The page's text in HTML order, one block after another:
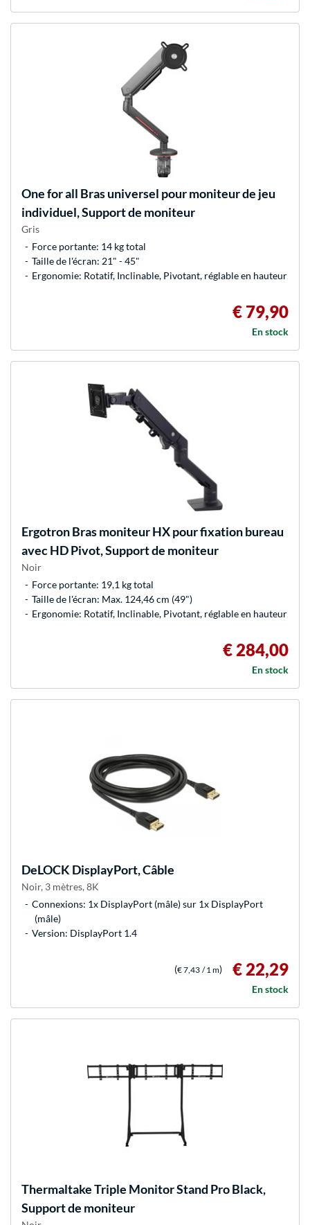
One for all Bras universel pour moniteur de jeu
individuel, Support de moniteur
Gris
Force portante: 14 kg total
Taille de l'écran: 21" - 45"
Ergonomie: Rotatif, Inclinable, Pivotant, réglable en hauteur
€ 79,90
En stock
ErgotronBras moniteur HX pour fixation bureau
avec HD Pivot, Support de moniteur
Noir
Force portante: 19,1 kg total
Taille de l'écran: Max. 124,46 cm (49")
Ergonomie: Rotatif, Inclinable, Pivotant, réglable en hauteur
€ 284,00
En stock
DeLOCK DisplayPort, Câble
Noir, 3 mètres, 8K
Connexions: 1x DisplayPort (mâle) sur 1x DisplayPort
(mâle)
Version: DisplayPort 1.4
(€ 7,43 / 1 m) € 22,29
En stock
ThermaltakeTriple Monitor Stand Pro Black,
Support de moniteur